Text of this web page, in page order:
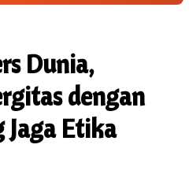
Dunia,
dengan
Jaga Etika